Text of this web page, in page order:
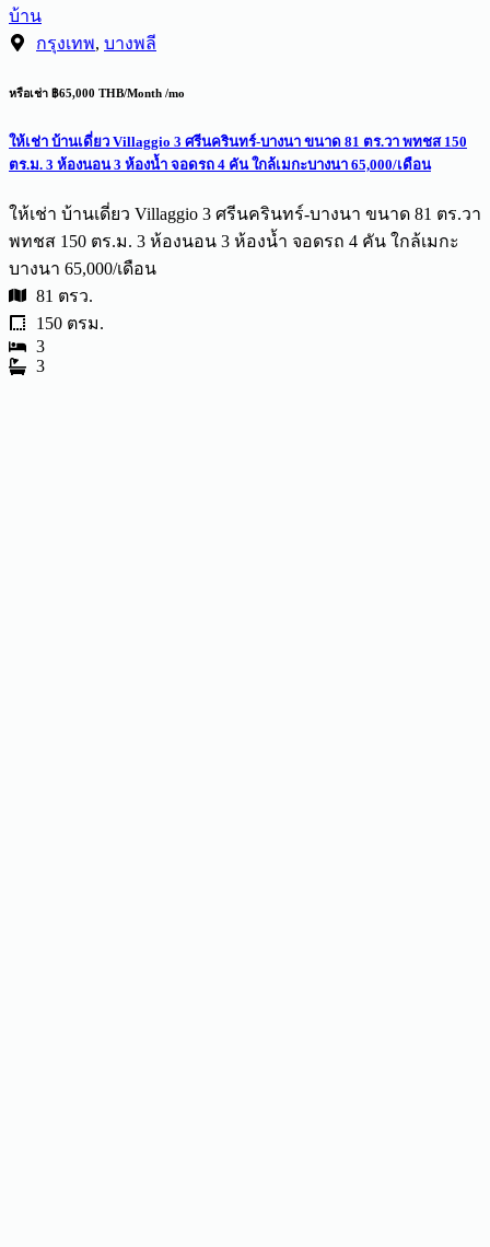
บ้าน
กรุงเทพ, บางพลี
หรือเช่า ฿65,000 THB/Month /mo
ให้เช่า บ้านเดี่ยว Villaggio 3 ศรีนครินทร์-บางนา ขนาด 81 ตร.วา พทชส 150
ตร.ม. 3 ห้องนอน 3 ห้องน้ำ จอดรถ 4 คัน ใกล้เมกะบางนา 65,000/เดือน
ให้เช่า บ้านเดี่ยว Villaggio 3 ศรีนครินทร์-บางนา ขนาด 81 ตร.วา
พทชส 150 ตร.ม. 3 ห้องนอน 3 ห้องน้ำ จอดรถ 4 คัน ใกล้เมกะ
บางนา 65,000/เดือน
81 ตรว.
150 ตรม.
3
3